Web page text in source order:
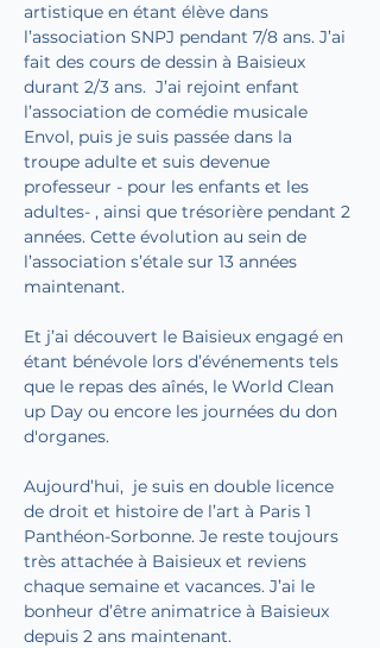
artistique en étant élève dans
l’association SNPJ pendant 7/8 ans. J’ai
fait des cours de dessin à Baisieux
durant 2/3 ans.  J’ai rejoint enfant
l’association de comédie musicale
Envol, puis je suis passée dans la
troupe adulte et suis devenue
professeur - pour les enfants et les
adultes- , ainsi que trésorière pendant 2
années. Cette évolution au sein de
l’association s’étale sur 13 années
maintenant.
Et j’ai découvert le Baisieux engagé en
étant bénévole lors d’événements tels
que le repas des aînés, le World Clean
up Day ou encore les journées du don
d'organes.
Aujourd’hui,  je suis en double licence
de droit et histoire de l’art à Paris 1
Panthéon-Sorbonne. Je reste toujours
très attachée à Baisieux et reviens
chaque semaine et vacances. J’ai le
bonheur d’être animatrice à Baisieux
depuis 2 ans maintenant.